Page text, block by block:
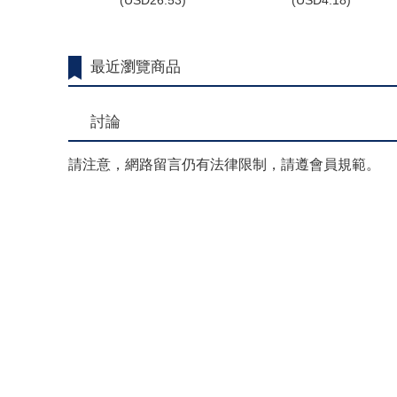
最近瀏覽商品
討論
請注意，網路留言仍有法律限制，請遵會員規範。